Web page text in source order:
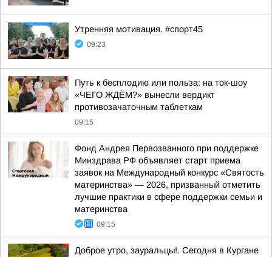
Утренняя мотивация. #спорт45
09:23
Путь к бесплодию или польза: на ток-шоу
«ЧЕГО ЖДЁМ?» вынесли вердикт
противозачаточным таблеткам
09:15
Фонд Андрея Первозванного при поддержке
Минздрава РФ объявляет старт приема
заявок на Международный конкурс «Святость
материнства» — 2026, призванный отметить
лучшие практики в сфере поддержки семьи и
материнства
09:15
Доброе утро, зауральцы!. Сегодня в Кургане